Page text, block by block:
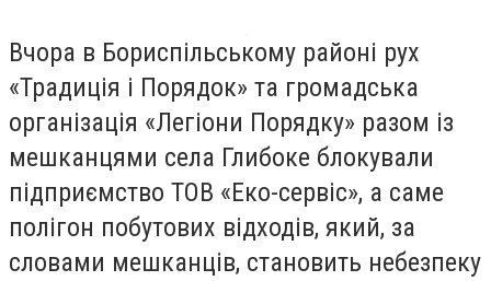
Вчора в Бориспільському районі рух
«Традиція і Порядок» та громадська
організація «Легіони Порядку» разом із
мешканцями села Глибоке блокували
підприємство ТОВ «Еко-сервіс», а саме
полігон побутових відходів, який, за
словами мешканців, становить небезпеку